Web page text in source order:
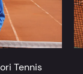
Tennis